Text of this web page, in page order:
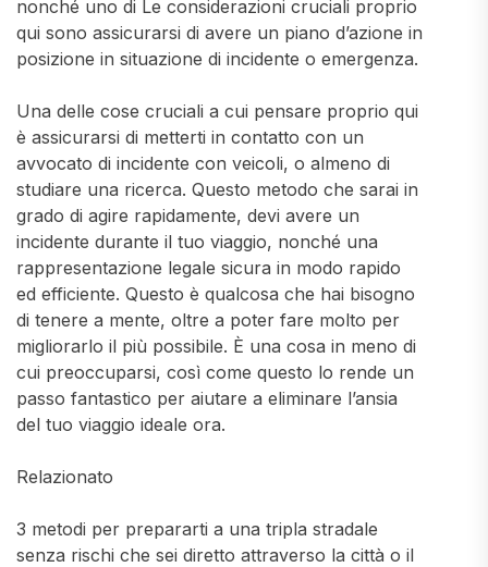
nonché uno di Le considerazioni cruciali proprio
qui sono assicurarsi di avere un piano d’azione in
posizione in situazione di incidente o emergenza.
Una delle cose cruciali a cui pensare proprio qui
è assicurarsi di metterti in contatto con un
avvocato di incidente con veicoli, o almeno di
studiare una ricerca. Questo metodo che sarai in
grado di agire rapidamente, devi avere un
incidente durante il tuo viaggio, nonché una
rappresentazione legale sicura in modo rapido
ed efficiente. Questo è qualcosa che hai bisogno
di tenere a mente, oltre a poter fare molto per
migliorarlo il più possibile. È una cosa in meno di
cui preoccuparsi, così come questo lo rende un
passo fantastico per aiutare a eliminare l’ansia
del tuo viaggio ideale ora.
Relazionato
3 metodi per prepararti a una tripla stradale
senza rischi che sei diretto attraverso la città o il